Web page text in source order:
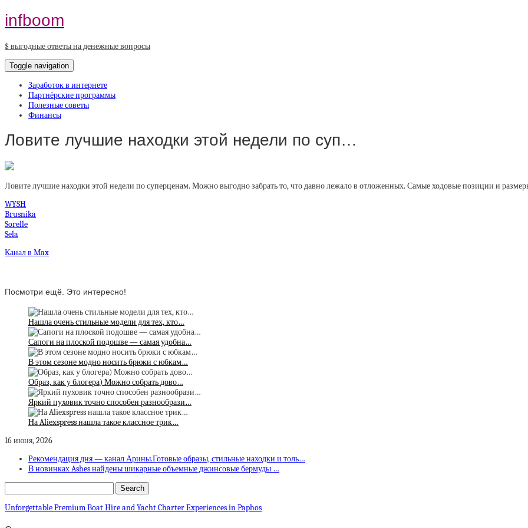
infboom
$ выгодные ответы на денежные вопросы
Toggle navigation
Заработок в интернете
Партнёрские программы
Полезные советы
Финансы
Ловите лучшие находки этой недели по суп…
Ловите лучшие находки этой недели по суперценам. Можно выгодно забрать то, что давно лежало в отложенных. Самые ходовые позиции и
WYSH
Brusnika
Sorelle
Sela
Канал в Max
Посмотри ещё. Это интересно!
Нашла очень стильные модели для тех, кто…
Сапоги на плоской подошве — самая удобна…
В этом сезоне модно носить брюки с юбкам…
Образ, как у блогера) Можно собрать дово…
Яркий пуховик точно способен разнообрази…
На Aliexspress нашла такое классное трик…
16 июня, 2026
Рекомендация дня — канал Арины.Готовые образы, стильные находки и толь…
В новинках Ashes найдены шикарные объемные джинсовые бермуды …
Unforgettable Premium Boat Hire and Yacht Charter Experiences in Paphos